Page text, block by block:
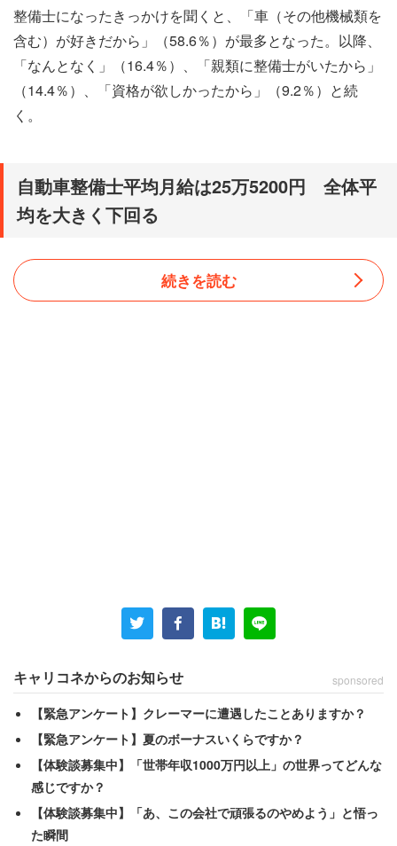
整備士になったきっかけを聞くと、「車（その他機械類を
含む）が好きだから」（58.6％）が最多となった。以降、
「なんとなく」（16.4％）、「親類に整備士がいたから」
（14.4％）、「資格が欲しかったから」（9.2％）と続
く。
自動車整備士平均月給は25万5200円 全体平
均を大きく下回る
以降、「妥当」（22.6％）と続き、「業務内容を考えたら
た。
厚労省の調査によると、2015年度の自動車整備士の平均
月給は25万5200円。同年の全体平均月給は 30万4000円
女性平均（24万2000円）を上回りはするものの、男性平
均（33万5100円）を約8万円下回る。
続きを読む
キャリコネからのお知らせ sponsored
【緊急アンケート】クレーマーに遭遇したことありますか？
【緊急アンケート】夏のボーナスいくらですか？
【体験談募集中】「世帯年収1000万円以上」の世界ってどんな
感じですか？
【体験談募集中】「あ、この会社で頑張るのやめよう」と悟っ
た瞬間